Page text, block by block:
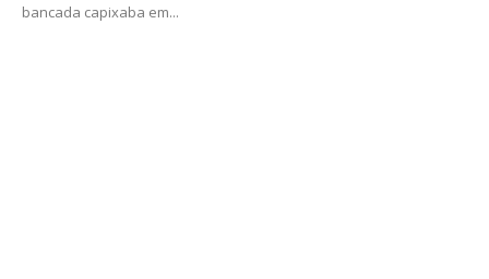
bancada capixaba em...